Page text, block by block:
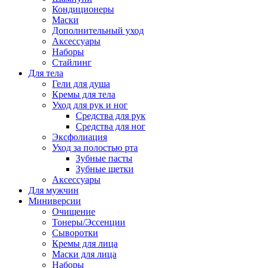
Кондиционеры
Маски
Дополнительный уход
Аксессуары
Наборы
Стайлинг
Для тела
Гели для душа
Кремы для тела
Уход для рук и ног
Средства для рук
Средства для ног
Эксфолиация
Уход за полостью рта
Зубные пасты
Зубные щетки
Аксессуары
Для мужчин
Миниверсии
Очищение
Тонеры/Эссенции
Сыворотки
Кремы для лица
Маски для лица
Наборы